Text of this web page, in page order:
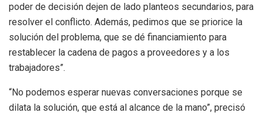
poder de decisión dejen de lado planteos secundarios, para
resolver el conflicto. Además, pedimos que se priorice la
solución del problema, que se dé financiamiento para
restablecer la cadena de pagos a proveedores y a los
trabajadores”.
“No podemos esperar nuevas conversaciones porque se
dilata la solución, que está al alcance de la mano”, precisó